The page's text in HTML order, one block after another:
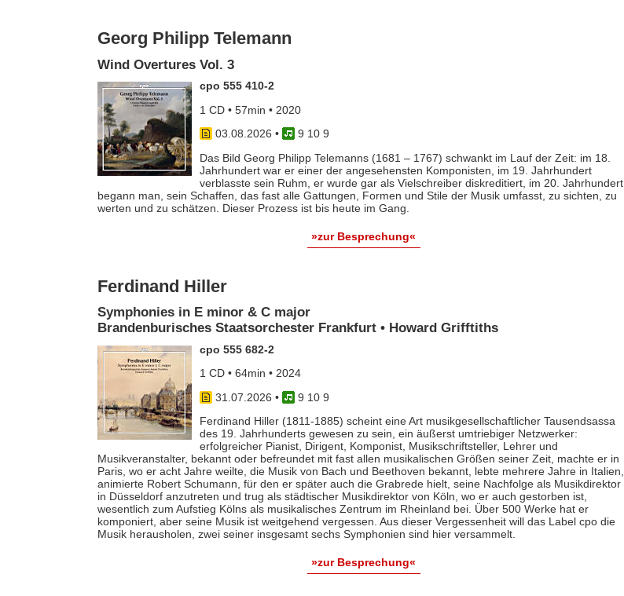
Georg Philipp Telemann
Wind Overtures Vol. 3
cpo 555 410-2
1 CD • 57min • 2020
03.08.2026 •
9 10 9
Das Bild Georg Philipp Telemanns (1681 – 1767) schwankt im Lauf der Zeit: im 18.
Jahrhundert war er einer der angesehensten Komponisten, im 19. Jahrhundert
verblasste sein Ruhm, er wurde gar als Vielschreiber diskreditiert, im 20. Jahrhundert
begann man, sein Schaffen, das fast alle Gattungen, Formen und Stile der Musik umfasst, zu sichten, zu
werten und zu schätzen. Dieser Prozess ist bis heute im Gang.
»zur Besprechung«
Ferdinand Hiller
Symphonies in E minor & C major
Brandenburisches Staatsorchester Frankfurt • Howard Grifftiths
cpo 555 682-2
1 CD • 64min • 2024
31.07.2026 •
9 10 9
Ferdinand Hiller (1811-1885) scheint eine Art musikgesellschaftlicher Tausendsassa
des 19. Jahrhunderts gewesen zu sein, ein äußerst umtriebiger Netzwerker:
erfolgreicher Pianist, Dirigent, Komponist, Musikschriftsteller, Lehrer und
Musikveranstalter, bekannt oder befreundet mit fast allen musikalischen Größen seiner Zeit, machte er in
Paris, wo er acht Jahre weilte, die Musik von Bach und Beethoven bekannt, lebte mehrere Jahre in Italien,
animierte Robert Schumann, für den er später auch die Grabrede hielt, seine Nachfolge als Musikdirektor
in Düsseldorf anzutreten und trug als städtischer Musikdirektor von Köln, wo er auch gestorben ist,
wesentlich zum Aufstieg Kölns als musikalisches Zentrum im Rheinland bei. Über 500 Werke hat er
komponiert, aber seine Musik ist weitgehend vergessen. Aus dieser Vergessenheit will das Label cpo die
Musik herausholen, zwei seiner insgesamt sechs Symphonien sind hier versammelt.
»zur Besprechung«